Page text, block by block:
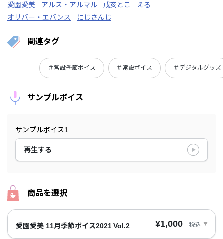
愛園愛美 アルス・アルマル 戌亥とこ
える
オリバー・エバンス
にじさんじ
関連タグ
＃常設季節ボイス ＃常設ボイス ＃デジタルグッズ
サンプルボイス
サンプルボイス1
再生する
商品を選択
愛園愛美 11月季節ボイス2021 Vol.2 ¥1,000 税込